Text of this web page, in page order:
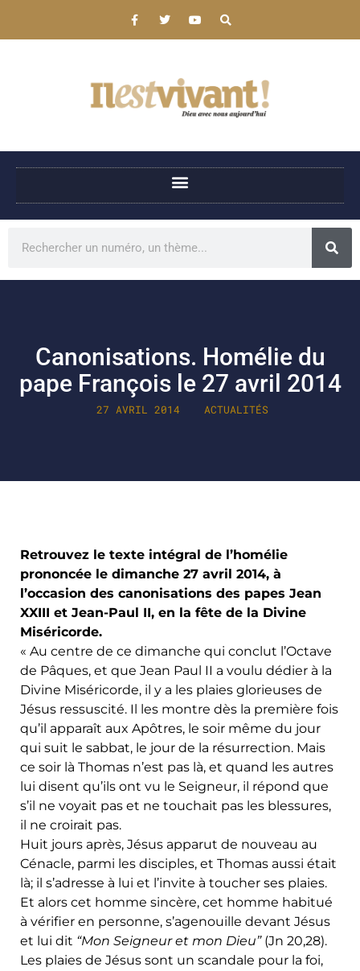
Canonisations. Homélie du
pape François le 27 avril 2014
27 AVRIL 2014 ACTUALITÉS
Retrouvez le texte intégral de l’homélie
prononcée le dimanche 27 avril 2014, à
l’occasion des canonisations des papes Jean
XXIII et Jean-Paul II, en la fête de la Divine
Miséricorde.
« Au centre de ce dimanche qui conclut l’Octave
de Pâques, et que Jean Paul II a voulu dédier à la
Divine Miséricorde, il y a les plaies glorieuses de
Jésus ressuscité. Il les montre dès la première fois
qu’il apparaît aux Apôtres, le soir même du jour
qui suit le sabbat, le jour de la résurrection. Mais
ce soir là Thomas n’est pas là, et quand les autres
lui disent qu’ils ont vu le Seigneur, il répond que
s’il ne voyait pas et ne touchait pas les blessures,
il ne croirait pas.
Huit jours après, Jésus apparut de nouveau au
Cénacle, parmi les disciples, et Thomas aussi était
là; il s’adresse à lui et l’invite à toucher ses plaies.
Et alors cet homme sincère, cet homme habitué
à vérifier en personne, s’agenouille devant Jésus
et lui dit “Mon Seigneur et mon Dieu”(Jn 20,28).
Les plaies de Jésus sont un scandale pour la foi,